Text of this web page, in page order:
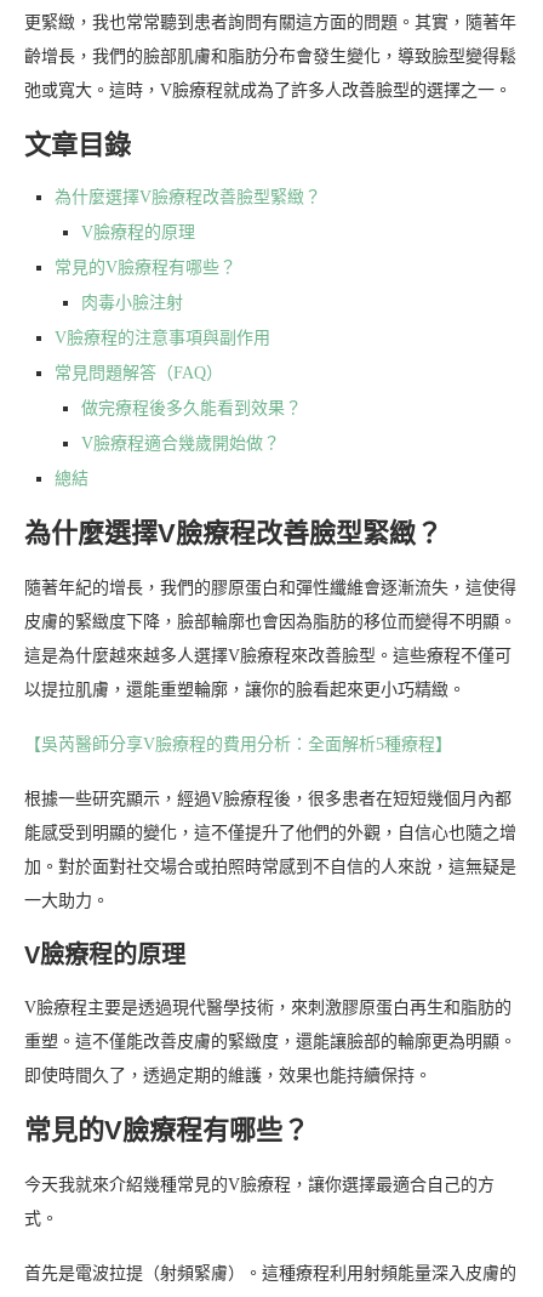
更緊緻，我也常常聽到患者詢問有關這方面的問題。其實，隨著年
齡增長，我們的臉部肌膚和脂肪分布會發生變化，導致臉型變得鬆
弛或寬大。這時，V臉療程就成為了許多人改善臉型的選擇之一。
文章目錄
為什麼選擇V臉療程改善臉型緊緻？
V臉療程的原理
常見的V臉療程有哪些？
肉毒小臉注射
V臉療程的注意事項與副作用
常見問題解答（FAQ）
做完療程後多久能看到效果？
V臉療程適合幾歲開始做？
總結
為什麼選擇V臉療程改善臉型緊緻？
隨著年紀的增長，我們的膠原蛋白和彈性纖維會逐漸流失，這使得
皮膚的緊緻度下降，臉部輪廓也會因為脂肪的移位而變得不明顯。
這是為什麼越來越多人選擇V臉療程來改善臉型。這些療程不僅可
以提拉肌膚，還能重塑輪廓，讓你的臉看起來更小巧精緻。
【吳芮醫師分享V臉療程的費用分析：全面解析5種療程】
根據一些研究顯示，經過V臉療程後，很多患者在短短幾個月內都
能感受到明顯的變化，這不僅提升了他們的外觀，自信心也隨之增
加。對於面對社交場合或拍照時常感到不自信的人來說，這無疑是
一大助力。
V臉療程的原理
V臉療程主要是透過現代醫學技術，來刺激膠原蛋白再生和脂肪的
重塑。這不僅能改善皮膚的緊緻度，還能讓臉部的輪廓更為明顯。
即使時間久了，透過定期的維護，效果也能持續保持。
常見的V臉療程有哪些？
今天我就來介紹幾種常見的V臉療程，讓你選擇最適合自己的方
式。
首先是電波拉提（射頻緊膚）。這種療程利用射頻能量深入皮膚的